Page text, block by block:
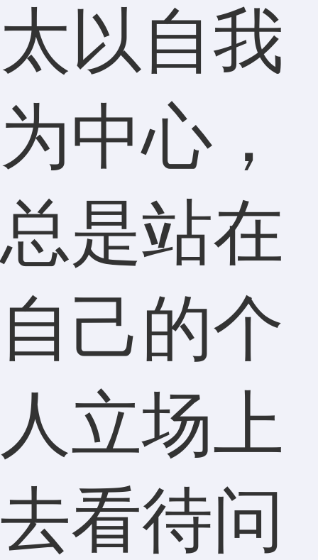
太以自我
为中心，
总是站在
自己的个
人立场上
去看待问